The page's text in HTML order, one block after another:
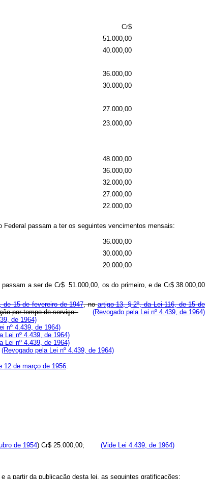
Cr$
51.000,00
40.000,00
36.000,00
30.000,00
27.000,00
23.000,00
48.000,00
36.000,00
32.000,00
27.000,00
22.000,00
passam a ter os seguintes vencimentos mensais:
36.000,00
30.000,00
20.000,00
a ser de Cr$ 51.000,00, os do primeiro, e de Cr$ 38.000,00
de 15 de fevereiro de 1947, noartigo 13, § 2º, da Lei 116, de 15 de
por tempo de serviço:
(Revogado pela Lei nº 4.439, de 1964)
de 1964)
nº 4.439, de 1964)
Lei nº 4.439, de 1964)
Lei nº 4.439, de 1964)
(Revogado pela Lei nº 4.439, de 1964)
12 de março de 1956.
de 1954) Cr$ 25.000,00; (Vide Lei 4.439, de 1964)
a partir da publicação desta lei, as seguintes gratificações: